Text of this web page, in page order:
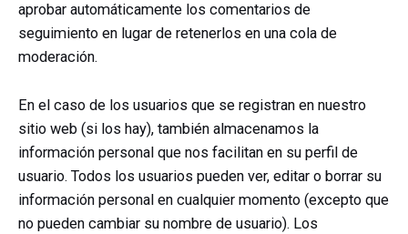
aprobar automáticamente los comentarios de
seguimiento en lugar de retenerlos en una cola de
moderación.
En el caso de los usuarios que se registran en nuestro
sitio web (si los hay), también almacenamos la
información personal que nos facilitan en su perfil de
usuario. Todos los usuarios pueden ver, editar o borrar su
información personal en cualquier momento (excepto que
no pueden cambiar su nombre de usuario). Los